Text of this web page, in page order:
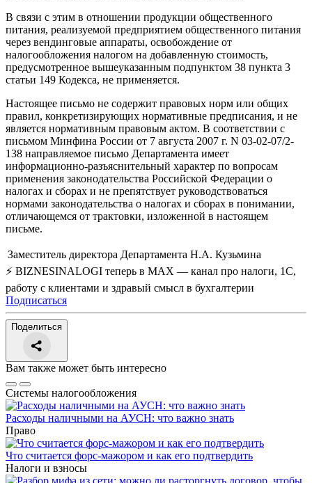
В связи с этим в отношении продукции общественного
питания, реализуемой предприятием общественного питания
через вендинговые аппараты, освобождение от
налогообложения налогом на добавленную стоимость,
предусмотренное вышеуказанным подпунктом 38 пункта 3
статьи 149 Кодекса, не применяется.
Настоящее письмо не содержит правовых норм или общих
правил, конкретизирующих нормативные предписания, и не
является нормативным правовым актом. В соответствии с
письмом Минфина России от 7 августа 2007 г. N 03-02-07/2-
138 направляемое письмо Департамента имеет
информационно-разъяснительный характер по вопросам
применения законодательства Российской Федерации о
налогах и сборах и не препятствует руководствоваться
нормами законодательства о налогах и сборах в понимании,
отличающемся от трактовки, изложенной в настоящем
письме.
Заместитель директора Департамента Н.А. Кузьмина
⚡ BIZNESINALOGI теперь в MAX — канал про налоги, 1С,
работу с клиентами и здравый смысл в бухгалтерии
Подписаться
Поделиться
Вам также может быть интересно
Системы налогообложения
Расходы наличными на АУСН: что важно знать
Право
Что считается форс-мажором и как его подтвердить
Налоги и взносы